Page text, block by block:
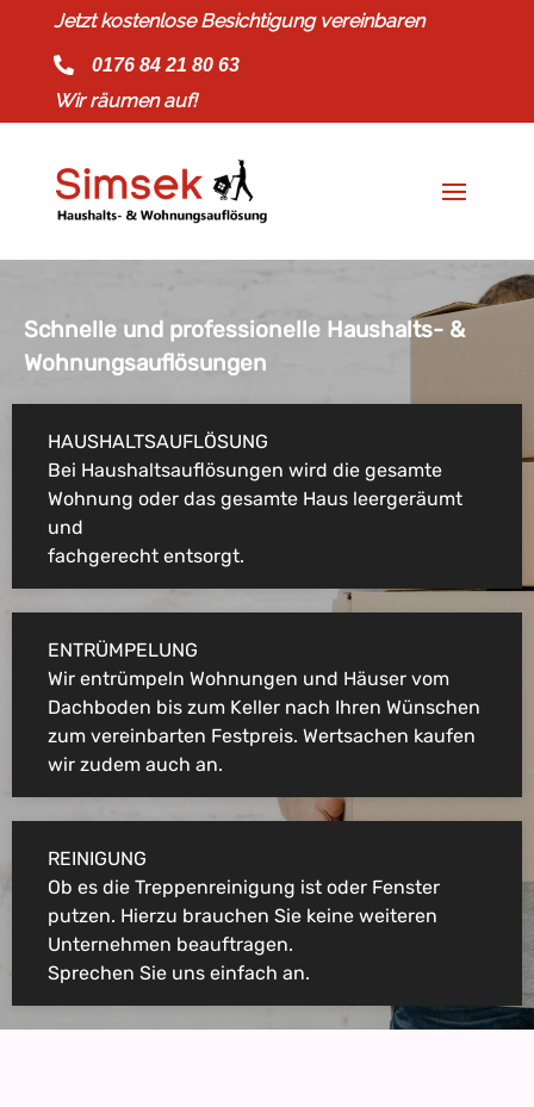
Zum Inhalt springen
Jetzt kostenlose Besichtigung vereinbaren
 0176 84 21 80 63
Wir räumen auf!
Schnelle und professionelle Haushalts- &
Wohnungsauflösungen
HAUSHALTSAUFLÖSUNG
Bei Haushaltsauflösungen wird die gesamte
Wohnung oder das gesamte Haus leergeräumt
und
fachgerecht entsorgt.
ENTRÜMPELUNG
Wir entrümpeln Wohnungen und Häuser vom
Dachboden bis zum Keller nach Ihren Wünschen
zum vereinbarten Festpreis. Wertsachen kaufen
wir zudem auch an.
REINIGUNG
Ob es die Treppenreinigung ist oder Fenster
putzen. Hierzu brauchen Sie keine weiteren
Unternehmen beauftragen.
Sprechen Sie uns einfach an.